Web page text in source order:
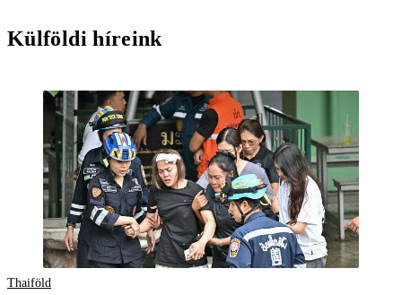
Külföldi híreink
Thaiföld